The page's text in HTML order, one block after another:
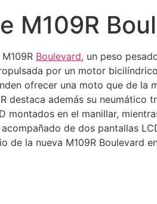
M109R
Boulevard, un peso
por un motor
ofrecer una moto que de la
destaca además su neumático
montados en el manillar,
de dos pantallas
la nueva M109R Boulevard